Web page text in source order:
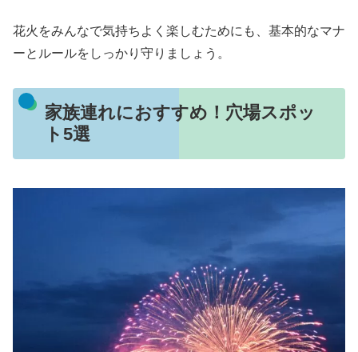
花火をみんなで気持ちよく楽しむためにも、基本的なマナ
ーとルールをしっかり守りましょう。
家族連れにおすすめ！穴場スポッ
ト5選